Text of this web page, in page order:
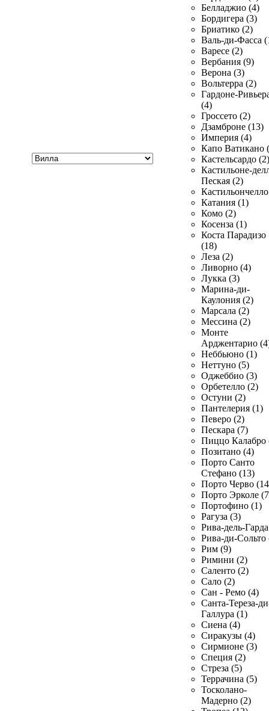
Белладжио (4)
Бордигера (3)
Бриатико (2)
Валь-ди-Фасса
Варесе (2)
Вербания (9)
Верона (3)
Вольтерра (2)
Гардоне-
(4)
Гроссето (2)
Дзамброне (13)
Империя (4)
Капо Ватикано
Кастельсардо (2)
Кастильоне-
Пеская (2)
Катания (1)
Комо (2)
Косенза (1)
Коста Парадизо
(18)
Леза (2)
Ливорно (4)
Лукка (3)
Марина-ди-
Каулония (2)
Марсала (2)
Мессина (2)
Монте
Арджентарио
Неббьюно (1)
Неттуно (5)
Оджеббио (3)
Орбетелло (2)
Остуни (2)
Пантелерия (1)
Певеро (2)
Пескара (7)
Пиццо Калабро
Позитано (4)
Порто Санто
Стефано (13)
Порто Черво
Порто Эрколе
Портофино (1)
Рагуза (3)
Рива-дель-
Рива-ди-Сольто
Рим (9)
Римини (2)
Саленто (2)
Сало (2)
Сан - Ремо (4)
Санта-Тереза-
Галлура (1)
Сиена (4)
Сиракузы (4)
Сирмионе (3)
Специя (2)
Стреза (5)
Террачина (5)
Тосколано-
Мадерно (2)